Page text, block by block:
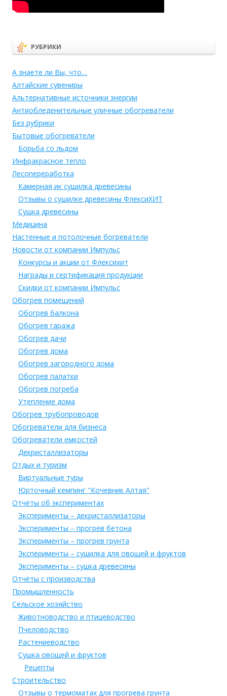
РУБРИКИ
А знаете ли Вы, что…
Алтайские сувениры
Альтернативные источники энергии
Антиобледенительные уличные обогреватели
Без рубрики
Бытовые обогреватели
Борьба со льдом
Инфракрасное тепло
Лесопереработка
Камерная ик сушилка древесины
Отзывы о сушилке древесины ФлексиХИТ
Сушка древесины
Медицина
Настенные и потолочные богреватели
Новости от компании Импульс
Конкурсы и акции от Флексихит
Награды и сертификация продукции
Скидки от компании Импульс
Обогрев помещений
Обогрев балкона
Обогрев гаража
Обогрев дачи
Обогрев дома
Обогрев загородного дома
Обогрев палатки
Обогрев погреба
Утепление дома
Обогрев трубопроводов
Обогреватели для бизнеса
Обогреватели емкостей
Декристаллизаторы
Отдых и туризм
Виртуальные туры
Юрточный кемпинг "Кочевник Алтая"
Отчёты об экспериментах
Эксперименты – декристаллизаторы
Эксперименты – прогрев бетона
Эксперименты – прогрев грунта
Эксперименты – сушилка для овощей и фруктов
Эксперименты – сушка древесины
Отчёты с производства
Промышленность
Сельское хозяйство
Животноводство и птицеводство
Пчеловодство
Растениеводство
Сушка овощей и фруктов
Рецепты
Строительство
Отзывы о термоматах для прогрева грунта